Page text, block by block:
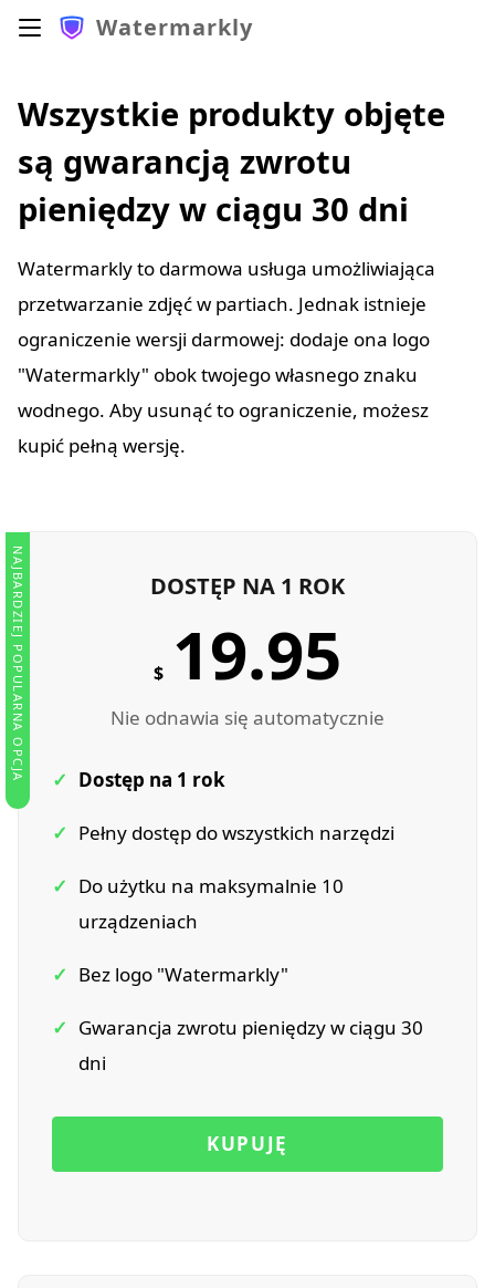
Watermarkly
Wszystkie produkty objęte
są gwarancją zwrotu
pieniędzy w ciągu 30 dni
Watermarkly to darmowa usługa umożliwiająca
przetwarzanie zdjęć w partiach. Jednak istnieje
ograniczenie wersji darmowej: dodaje ona logo
"Watermarkly" obok twojego własnego znaku
wodnego. Aby usunąć to ograniczenie, możesz
kupić pełną wersję.
NAJBARDZIEJ POPULARNA OPCJA DOSTĘP NA 1 ROK
$ 19.95
Nie odnawia się automatycznie
✓ Dostęp na 1 rok
✓ Pełny dostęp do wszystkich narzędzi
✓ Do użytku na maksymalnie 10
urządzeniach
✓ Bez logo "Watermarkly"
✓ Gwarancja zwrotu pieniędzy w ciągu 30
dni
KUPUJĘ